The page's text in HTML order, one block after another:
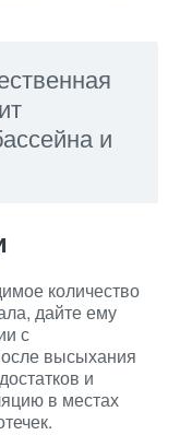
и
количество
дайте ему
с
высыхания
и
в местах